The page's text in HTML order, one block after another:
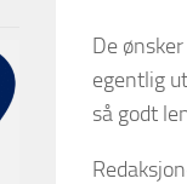
De
egentlig
så godt